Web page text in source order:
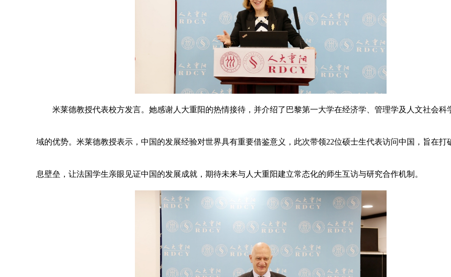
米莱德教授代表校方发言。她感谢人大重阳的热情接待，并介绍了巴黎第一大学在经济学、管理学及人文社会科
域的优势。米莱德教授表示，中国的发展经验对世界具有重要借鉴意义，此次带领22位硕士生代表访问中国，旨在打
息壁垒，让法国学生亲眼见证中国的发展成就，期待未来与人大重阳建立常态化的师生互访与研究合作机制。